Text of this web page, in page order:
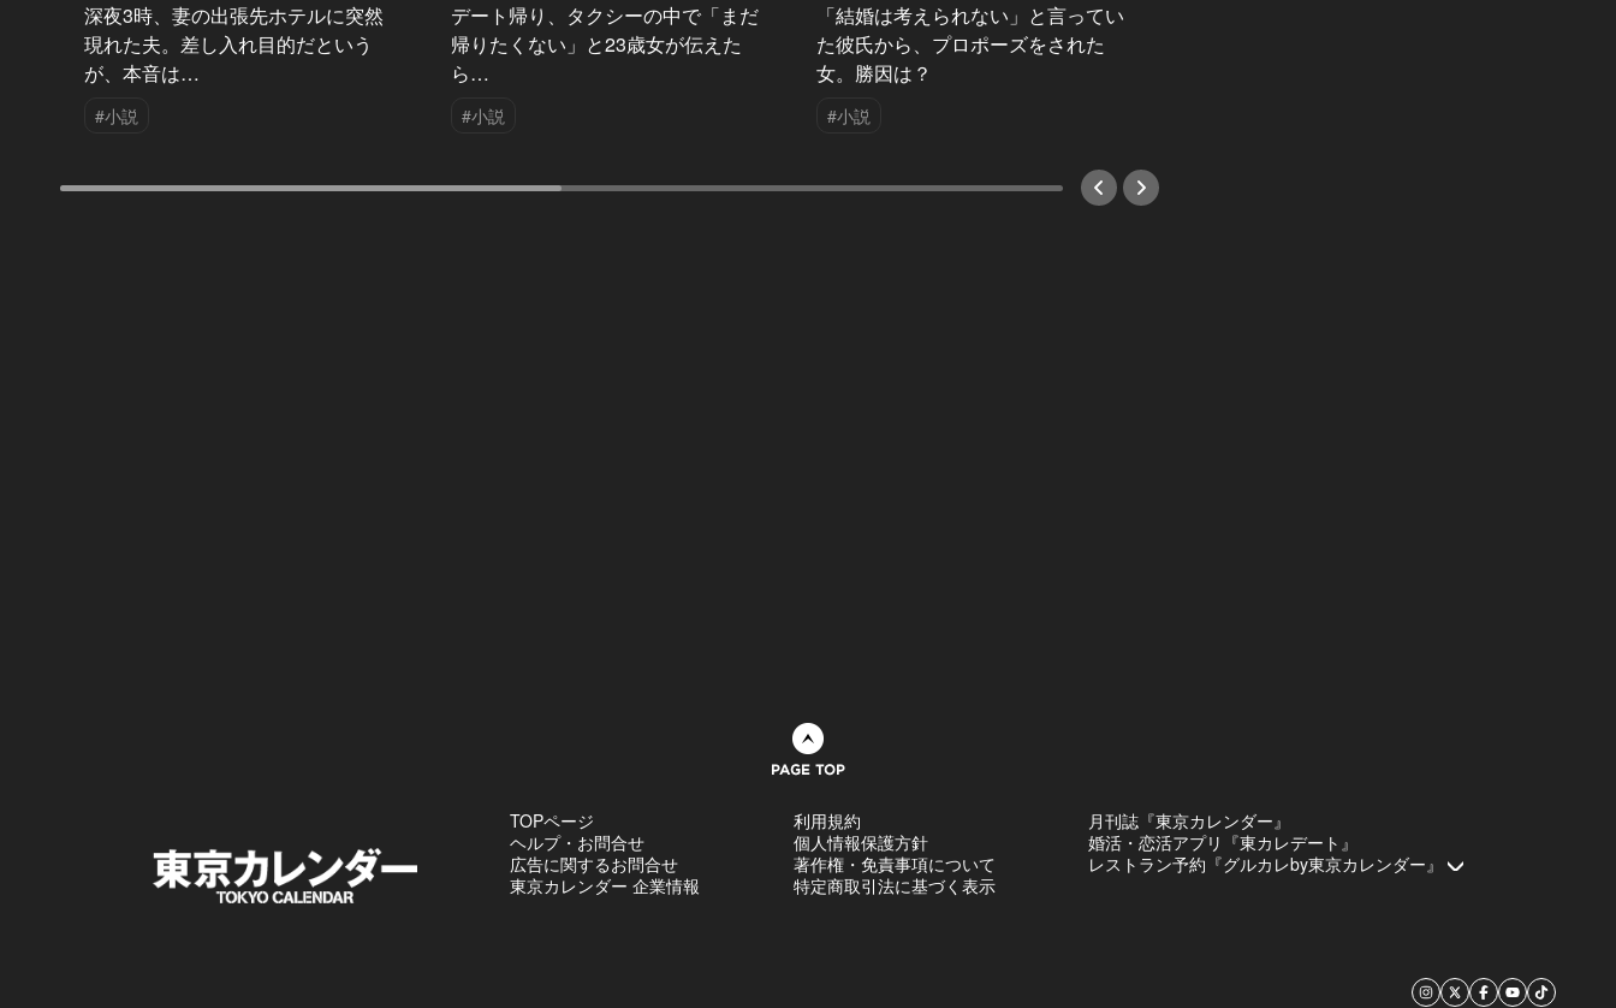
深夜3時、妻の出張先ホテルに突然
現れた夫。差し入れ目的だという
が、本音は…
#小説
デート帰り、タクシーの中で「まだ
帰りたくない」と23歳女が伝えた
ら…
#小説
「結婚は考えられない」と言ってい
た彼氏から、プロポーズをされた
女。勝因は？
#小説
TOPページ
ヘルプ・お問合せ
広告に関するお問合せ
東京カレンダー 企業情報
利用規約
個人情報保護方針
著作権・免責事項について
特定商取引法に基づく表示
月刊誌『東京カレンダー』
婚活・恋活アプリ『東カレデート』
レストラン予約『グルカレby東京カレンダー』